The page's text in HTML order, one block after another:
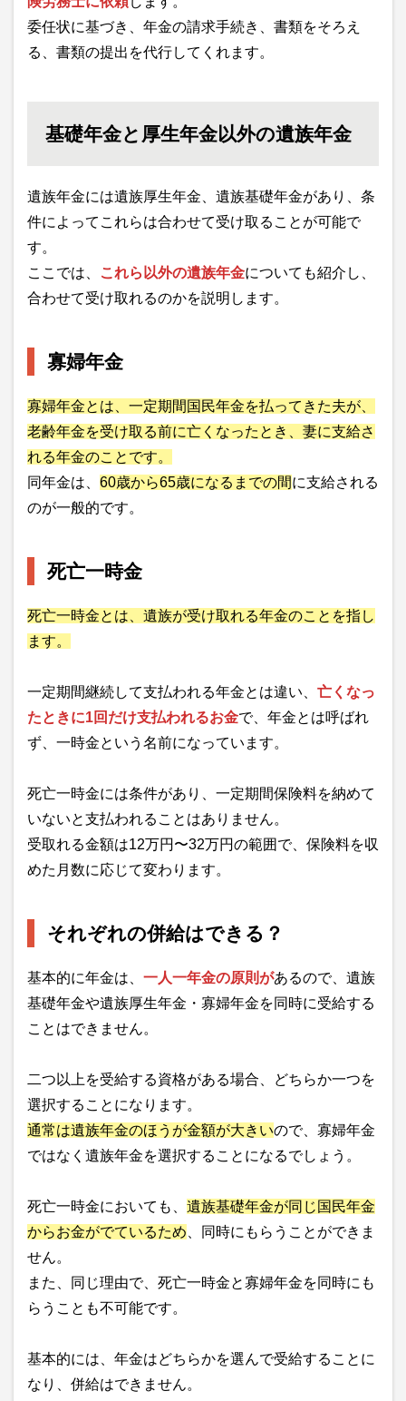
委任状に基づき、年金の請求手続き、書類をそろえ
る、書類の提出を代行してくれます。
基礎年金と厚生年金以外の遺族年金
遺族年金には遺族厚生年金、遺族基礎年金があり、条
件によってこれらは合わせて受け取ることが可能で
す。
ここでは、
これら以外の遺族年金についても紹介し、
合わせて受け取れるのかを説明します。
寡婦年金
寡婦年金とは、一定期間国民年金を払ってきた夫が、
老齢年金を受け取る前に亡くなったとき、妻に支給さ
れる年金のことです。
同年金は、 60歳から65歳になるまでの間に支給される
のが一般的です。
死亡一時金
死亡一時金とは、遺族が受け取れる年金のことを指し
ます。
一定期間継続して支払われる年金とは違い、 亡くなっ
たときに1回だけ支払われるお金で、年金とは呼ばれ
ず、一時金という名前になっています。
死亡一時金には条件があり、一定期間保険料を納めて
いないと支払われることはありません。
受取れる金額は12万円〜32万円の範囲で、保険料を収
めた月数に応じて変わります。
それぞれの併給はできる？
基本的に年金は、 一人一年金の原則があるので、遺族
基礎年金や遺族厚生年金・寡婦年金を同時に受給する
ことはできません。
二つ以上を受給する資格がある場合、どちらか一つを
選択することになります。
通常は遺族年金のほうが金額が大きいので、寡婦年金
ではなく遺族年金を選択することになるでしょう。
死亡一時金においても、 遺族基礎年金が同じ国民年金
からお金がでているため 、同時にもらうことができま
せん。
また、同じ理由で、死亡一時金と寡婦年金を同時にも
らうことも不可能です。
基本的には、年金はどちらかを選んで受給することに
なり、併給はできません。